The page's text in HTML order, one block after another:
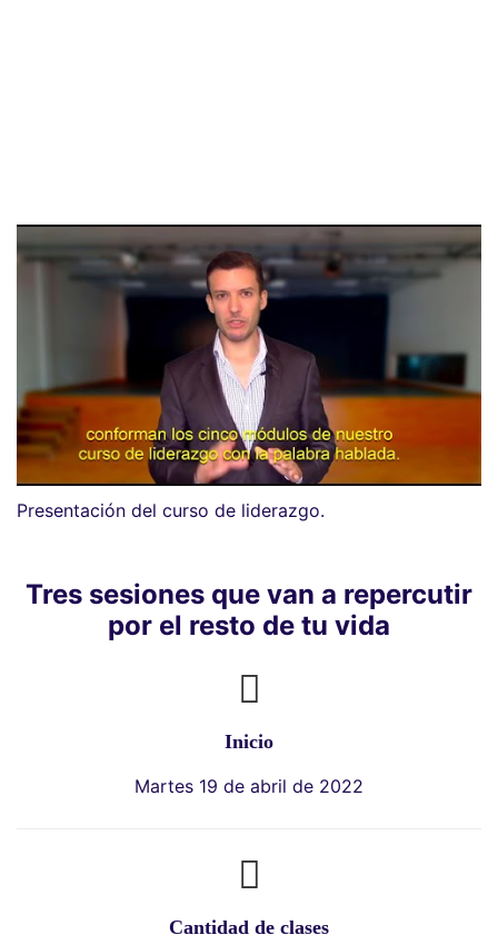
Presentación del curso de liderazgo.
Tres sesiones que van a repercutir
por el resto de tu vida
Inicio
Martes 19 de abril de 2022
Cantidad de clases